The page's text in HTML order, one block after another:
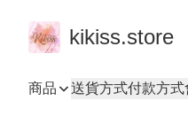
kikiss.store
商品 送貨方式付款方式